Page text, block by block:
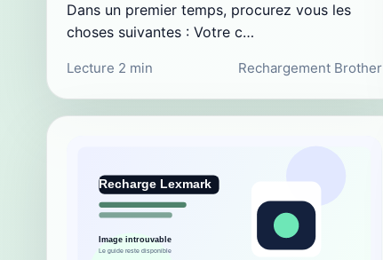
Dans un premier temps, procurez vous les
choses suivantes : Votre c…
Lecture 2 min Rechargement Brother